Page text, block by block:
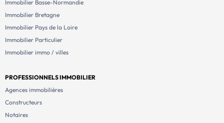
Immobilier Basse-Normandie
Immobilier Bretagne
Immobilier Pays de la Loire
Immobilier Particulier
Immobilier immo / villes
PROFESSIONNELS IMMOBILIER
Agences immobilières
Constructeurs
Notaires